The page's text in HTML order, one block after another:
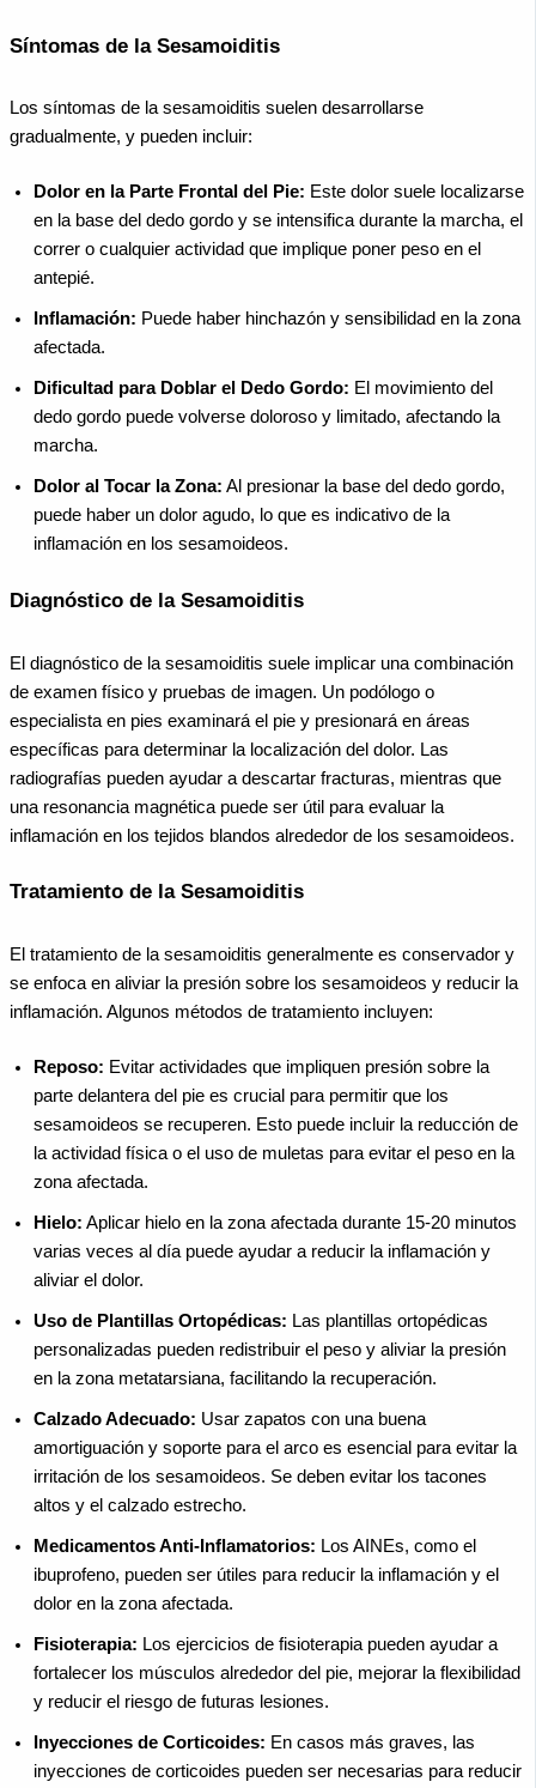
Síntomas de la Sesamoiditis
Los síntomas de la sesamoiditis suelen desarrollarse
gradualmente, y pueden incluir:
Dolor en la Parte Frontal del Pie: Este dolor suele localizarse
en la base del dedo gordo y se intensifica durante la marcha, el
correr o cualquier actividad que implique poner peso en el
antepié.
Inflamación: Puede haber hinchazón y sensibilidad en la zona
afectada.
Dificultad para Doblar el Dedo Gordo: El movimiento del
dedo gordo puede volverse doloroso y limitado, afectando la
marcha.
Dolor al Tocar la Zona: Al presionar la base del dedo gordo,
puede haber un dolor agudo, lo que es indicativo de la
inflamación en los sesamoideos.
Diagnóstico de la Sesamoiditis
El diagnóstico de la sesamoiditis suele implicar una combinación
de examen físico y pruebas de imagen. Un podólogo o
especialista en pies examinará el pie y presionará en áreas
específicas para determinar la localización del dolor. Las
radiografías pueden ayudar a descartar fracturas, mientras que
una resonancia magnética puede ser útil para evaluar la
inflamación en los tejidos blandos alrededor de los sesamoideos.
Tratamiento de la Sesamoiditis
El tratamiento de la sesamoiditis generalmente es conservador y
se enfoca en aliviar la presión sobre los sesamoideos y reducir la
inflamación. Algunos métodos de tratamiento incluyen:
Reposo: Evitar actividades que impliquen presión sobre la
parte delantera del pie es crucial para permitir que los
sesamoideos se recuperen. Esto puede incluir la reducción de
la actividad física o el uso de muletas para evitar el peso en la
zona afectada.
Hielo: Aplicar hielo en la zona afectada durante 15-20 minutos
varias veces al día puede ayudar a reducir la inflamación y
aliviar el dolor.
Uso de Plantillas Ortopédicas: Las plantillas ortopédicas
personalizadas pueden redistribuir el peso y aliviar la presión
en la zona metatarsiana, facilitando la recuperación.
Calzado Adecuado: Usar zapatos con una buena
amortiguación y soporte para el arco es esencial para evitar la
irritación de los sesamoideos. Se deben evitar los tacones
altos y el calzado estrecho.
Medicamentos Anti-Inflamatorios: Los AINEs, como el
ibuprofeno, pueden ser útiles para reducir la inflamación y el
dolor en la zona afectada.
Fisioterapia: Los ejercicios de fisioterapia pueden ayudar a
fortalecer los músculos alrededor del pie, mejorar la flexibilidad
y reducir el riesgo de futuras lesiones.
Inyecciones de Corticoides: En casos más graves, las
inyecciones de corticoides pueden ser necesarias para reducir